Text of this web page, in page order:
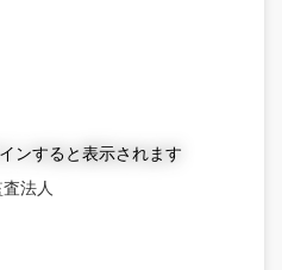
ンすると表示されます
法人